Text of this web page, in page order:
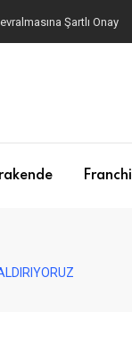
Şartlı Onay